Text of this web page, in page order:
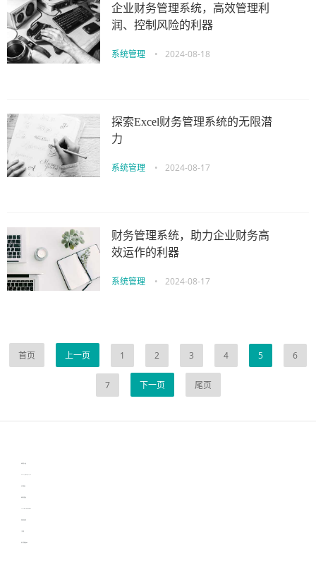
企业财务管理系统，高效管理利
润、控制风险的利器
系统管理 • 2024-08-18
探索Excel财务管理系统的无限潜
力
系统管理 • 2024-08-17
财务管理系统，助力企业财务高
效运作的利器
系统管理 • 2024-08-17
首页 上一页 1 2 3 4 5 6
7 下一页 尾页